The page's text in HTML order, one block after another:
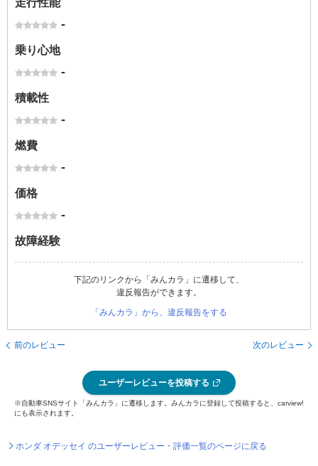
走行性能
-
乗り心地
-
積載性
-
燃費
-
価格
-
故障経験
下記のリンクから「みんカラ」に遷移して、
違反報告ができます。
「みんカラ」から、違反報告をする
前のレビュー 次のレビュー
ユーザーレビューを投稿する
※自動車SNSサイト「みんカラ」に遷移します。みんカラに登録して投稿すると、carview!
にも表示されます。
ホンダ オデッセイ のユーザーレビュー・評価一覧のページに戻る